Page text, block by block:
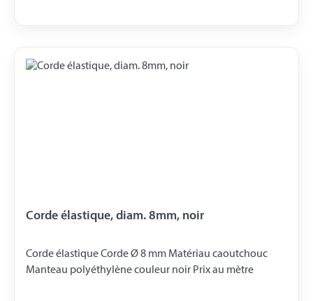
Corde élastique, diam. 8mm, noir
Corde élastique Corde Ø 8 mm Matériau caoutchouc
Manteau polyéthylène couleur noir Prix ​​au mètre